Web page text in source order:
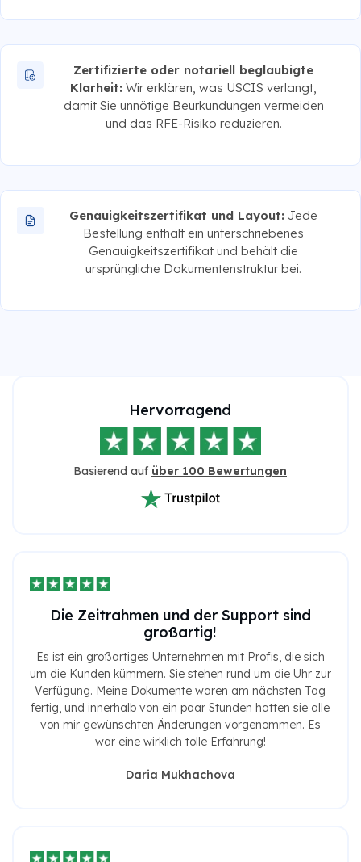
Zertifizierte oder notariell beglaubigte
Klarheit: Wir erklären, was USCIS verlangt,
damit Sie unnötige Beurkundungen vermeiden
und das RFE-Risiko reduzieren.
Genauigkeitszertifikat und Layout: Jede
Bestellung enthält ein unterschriebenes
Genauigkeitszertifikat und behält die
ursprüngliche Dokumentenstruktur bei.
Hervorragend
Basierend auf über 100 Bewertungen
Die Zeitrahmen und der Support sind
großartig!
Es ist ein großartiges Unternehmen mit Profis, die sich
um die Kunden kümmern. Sie stehen rund um die Uhr zur
Verfügung. Meine Dokumente waren am nächsten Tag
fertig, und innerhalb von ein paar Stunden hatten sie alle
von mir gewünschten Änderungen vorgenommen. Es
war eine wirklich tolle Erfahrung!
Daria Mukhachova